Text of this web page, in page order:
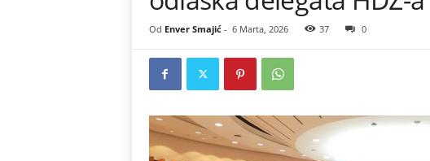
l
u
Od Enver Smajić- 6 Marta, 2026 37 0